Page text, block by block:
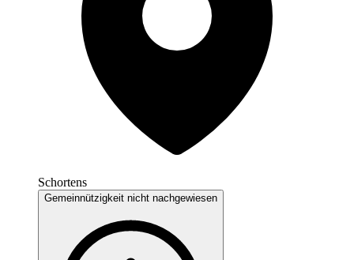
Schortens
Gemeinnützigkeit nicht nachgewiesen